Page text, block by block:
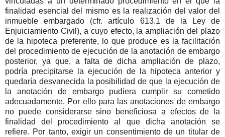
finalidad esencial del mismo es la realización del valor del
inmueble embargado (cfr. artículo 613.1 de la Ley de
Enjuiciamiento Civil), a cuyo efecto, la ampliación del plazo
de la hipoteca preferente, lo que produce es la facilitación
del procedimiento de ejecución de la anotación de embargo
posterior, ya que, a falta de dicha ampliación de plazo,
podría precipitarse la ejecución de la hipoteca anterior y
quedaría desvanecida la posibilidad de que la ejecución de
la anotación de embargo pudiera cumplir su cometido
adecuadamente. Por ello para las anotaciones de embargo
no puede considerarse sino beneficiosa a efectos de la
finalidad del procedimiento al que dicha anotación se
refiere. Por tanto, exigir un consentimiento de un titular de